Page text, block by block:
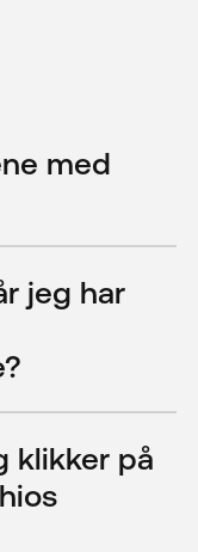
med
jeg har
klikker på